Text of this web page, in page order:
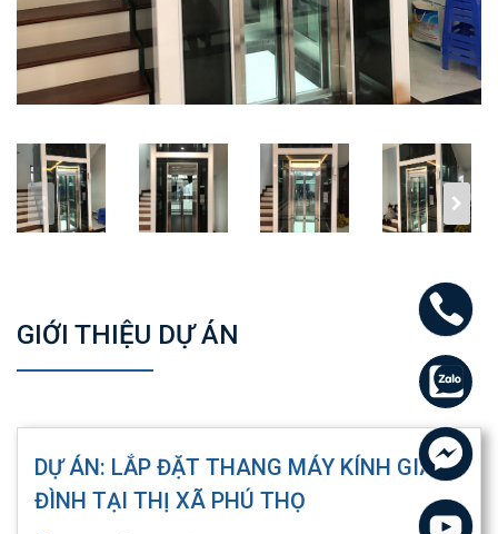
GIỚI THIỆU DỰ ÁN
DỰ ÁN: LẮP ĐẶT THANG MÁY KÍNH GIA
ĐÌNH TẠI THỊ XÃ PHÚ THỌ